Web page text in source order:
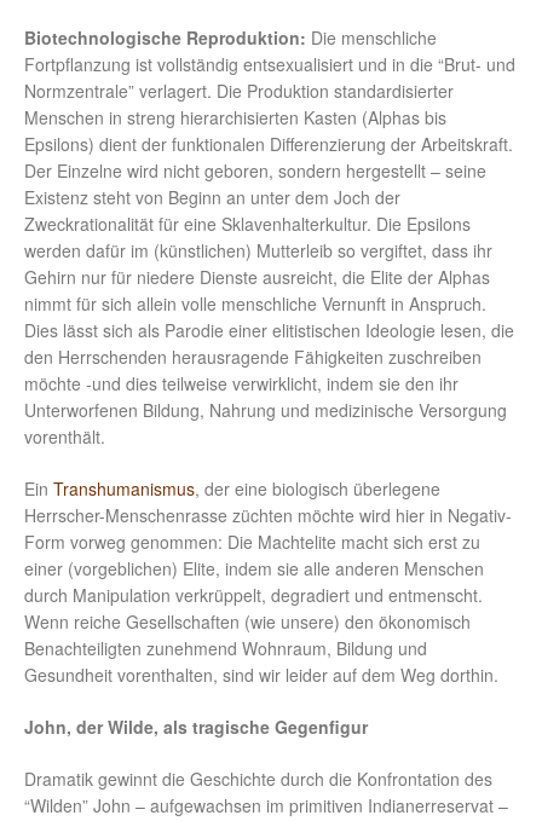
Biotechnologische Reproduktion: Die menschliche
Fortpflanzung ist vollständig entsexualisiert und in die “Brut- und
Normzentrale” verlagert. Die Produktion standardisierter
Menschen in streng hierarchisierten Kasten (Alphas bis
Epsilons) dient der funktionalen Differenzierung der Arbeitskraft.
Der Einzelne wird nicht geboren, sondern hergestellt – seine
Existenz steht von Beginn an unter dem Joch der
Zweckrationalität für eine Sklavenhalterkultur. Die Epsilons
werden dafür im (künstlichen) Mutterleib so vergiftet, dass ihr
Gehirn nur für niedere Dienste ausreicht, die Elite der Alphas
nimmt für sich allein volle menschliche Vernunft in Anspruch.
Dies lässt sich als Parodie einer elitistischen Ideologie lesen, die
den Herrschenden herausragende Fähigkeiten zuschreiben
möchte -und dies teilweise verwirklicht, indem sie den ihr
Unterworfenen Bildung, Nahrung und medizinische Versorgung
vorenthält.
Ein Transhumanismus, der eine biologisch überlegene
Herrscher-Menschenrasse züchten möchte wird hier in Negativ-
Form vorweg genommen: Die Machtelite macht sich erst zu
einer (vorgeblichen) Elite, indem sie alle anderen Menschen
durch Manipulation verkrüppelt, degradiert und entmenscht.
Wenn reiche Gesellschaften (wie unsere) den ökonomisch
Benachteiligten zunehmend Wohnraum, Bildung und
Gesundheit vorenthalten, sind wir leider auf dem Weg dorthin.
John, der Wilde, als tragische Gegenfigur
Dramatik gewinnt die Geschichte durch die Konfrontation des
“Wilden” John – aufgewachsen im primitiven Indianerreservat –